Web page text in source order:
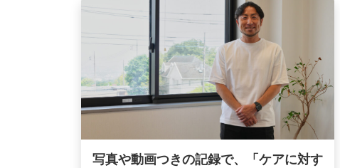
写真や動画つきの記録で、「ケアに対す